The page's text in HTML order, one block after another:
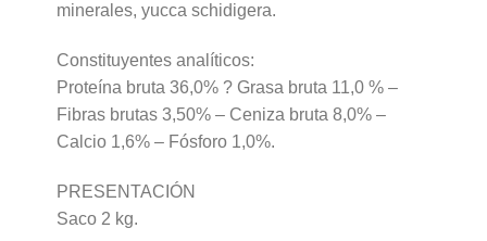
minerales, yucca schidigera.
Constituyentes analíticos:
Proteína bruta 36,0% ? Grasa bruta 11,0 % –
Fibras brutas 3,50% – Ceniza bruta 8,0% –
Calcio 1,6% – Fósforo 1,0%.
PRESENTACIÓN
Saco 2 kg.